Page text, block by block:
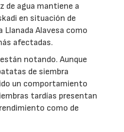
de agua mantiene a
en situación de
Alavesa como
afectadas.
notando. Aunque
de siembra
un comportamiento
tardías presentan
como de